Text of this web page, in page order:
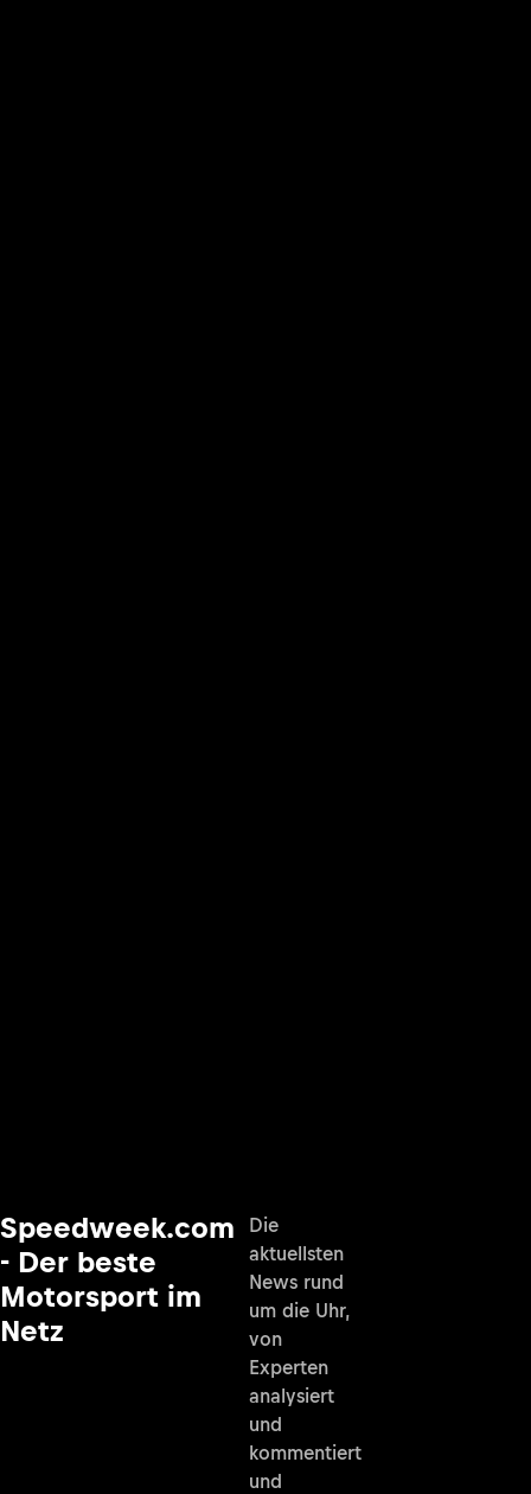
Speedweek.com
- Der beste
Motorsport im
Netz
Die
aktuellsten
News rund
um die Uhr,
von
Experten
analysiert
und
kommentiert
und